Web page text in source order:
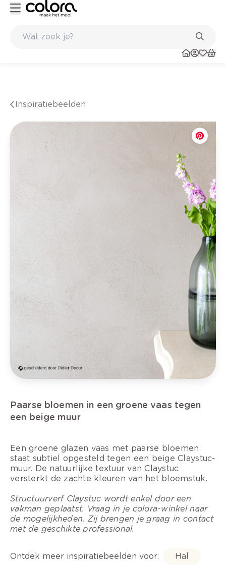
Inspiratiebeelden
Paarse bloemen in een groene vaas tegen
een beige muur
Een groene glazen vaas met paarse bloemen
staat subtiel opgesteld tegen een beige Claystuc-
muur. De natuurlijke textuur van Claystuc
versterkt de zachte kleuren van het bloemstuk.
Structuurverf Claystuc wordt enkel door een
vakman geplaatst. Vraag in je colora-winkel naar
de mogelijkheden. Zij brengen je graag in contact
met de geschikte professional.
Ontdek meer inspiratiebeelden voor: Hal